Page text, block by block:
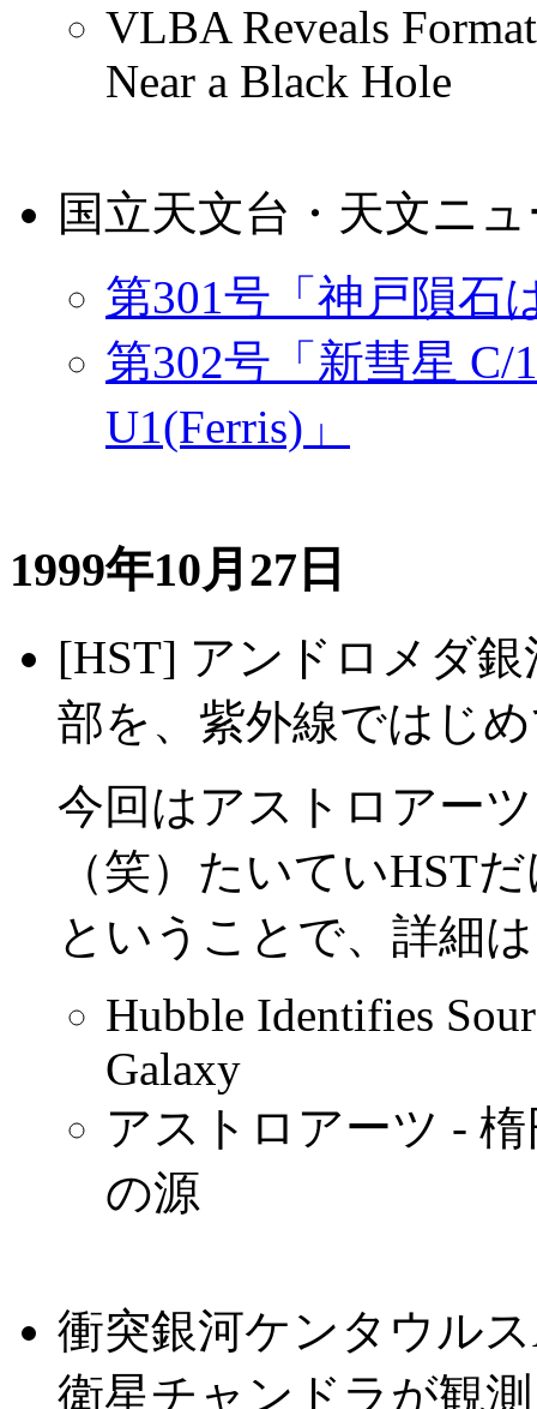
VLBA Reveals
Near a Black Hole
国立天文台・天文ニ
第301号「神戸隕石
第302号「新彗星 C/
U1(Ferris)」
1999年10月27日
[HST] アンドロメダ
部を、紫外線ではじ
今回はアストロアー
（笑）たいていHST
ということで、詳細
Hubble Identifies
Galaxy
アストロアーツ -
の源
衝突銀河ケンタウル
衛星チャンドラが観